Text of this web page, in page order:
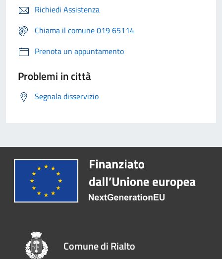
Richiedi Assistenza
Chiama il comune 019 65114
Prenota un appuntamento
Problemi in città
Segnala disservizio
Comune di Rialto